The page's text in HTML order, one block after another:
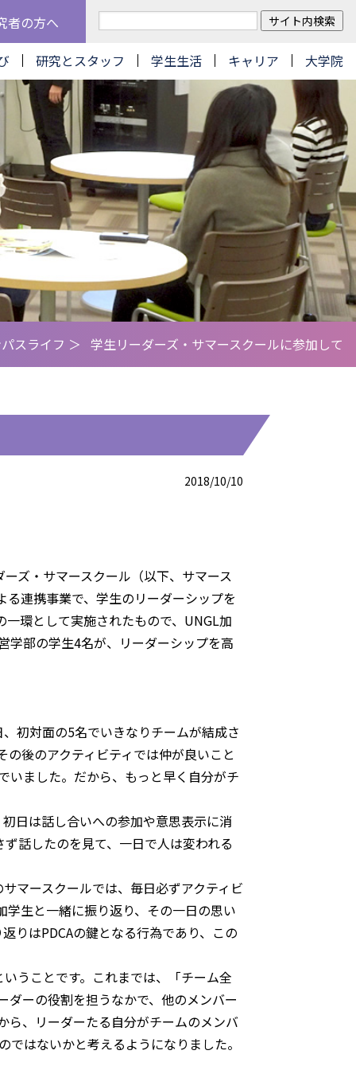
研究とスタッフ 学生生活 キャリア 大学院
者の方へ
スライフ ＞ 学生リーダーズ・サマースクールに参加して
2018/10/10
ズ・サマースクール（以下、サマース
る連携事業で、学生のリーダーシップを
環として実施されたもので、 UNGL加
学部の学生4名が、リーダーシップを高
初対面の5名でいきなりチームが結成さ
後のアクティビティでは仲が良いこと
いました。だから、もっと早く自分がチ
日は話し合いへの参加や意思表示に消
話したのを見て、一日で人は変われる
マースクールでは、毎日必ずアクティビ
生と一緒に振り返り、その一日の思い
りはPDCAの鍵となる行為であり、この
うことです。これまでは、「チーム全
ーの役割を担うなかで、他のメンバー
ら、リーダーたる自分がチームのメンバ
はないかと考えるようになりました。